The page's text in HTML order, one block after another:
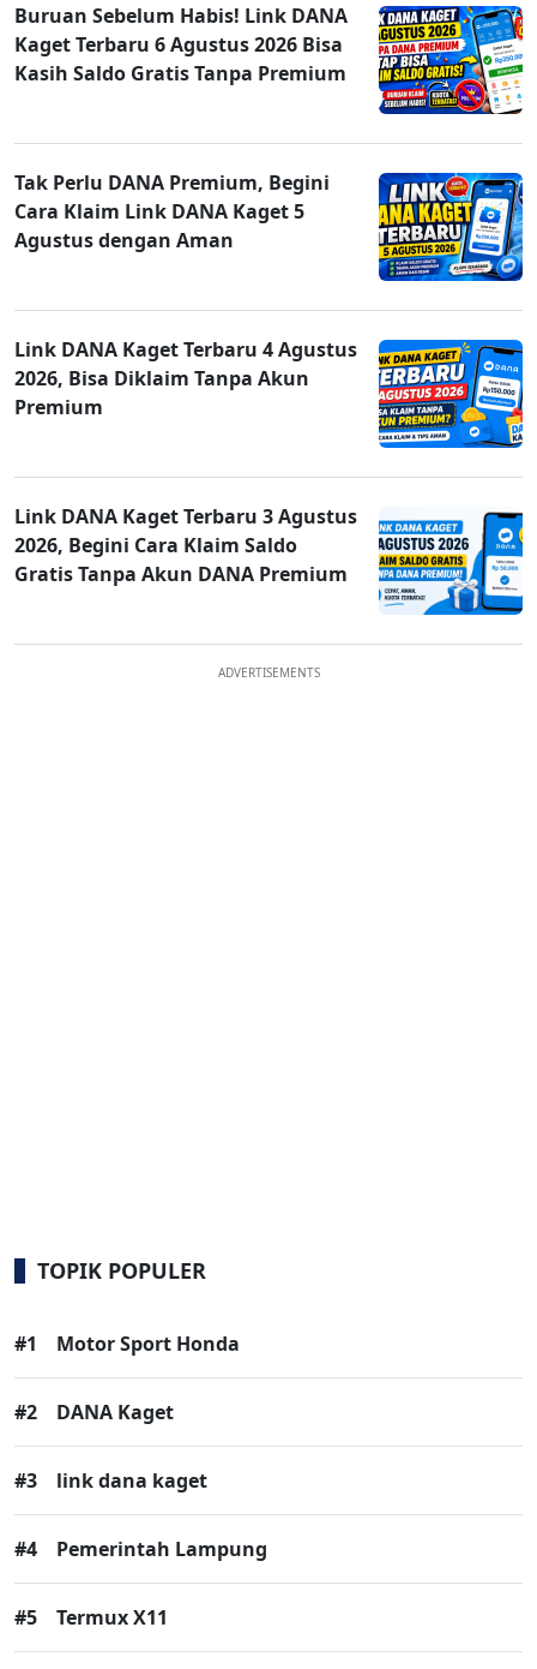
Buruan Sebelum Habis! Link DANA
Kaget Terbaru 6 Agustus 2026 Bisa
Kasih Saldo Gratis Tanpa Premium
Tak Perlu DANA Premium, Begini
Cara Klaim Link DANA Kaget 5
Agustus dengan Aman
Link DANA Kaget Terbaru 4 Agustus
2026, Bisa Diklaim Tanpa Akun
Premium
Link DANA Kaget Terbaru 3 Agustus
2026, Begini Cara Klaim Saldo
Gratis Tanpa Akun DANA Premium
ADVERTISEMENTS
TOPIK POPULER
#1 Motor Sport Honda
#2 DANA Kaget
#3 link dana kaget
#4 Pemerintah Lampung
#5 Termux X11